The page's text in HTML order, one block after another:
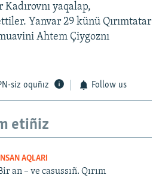
yaqalap,
Yanvar 29 künü Qırımtatar
Ahtem Çiygoznı
siz oquñız Follow us
etiñiz
AQLARI
an – ve casussıñ. Qırım